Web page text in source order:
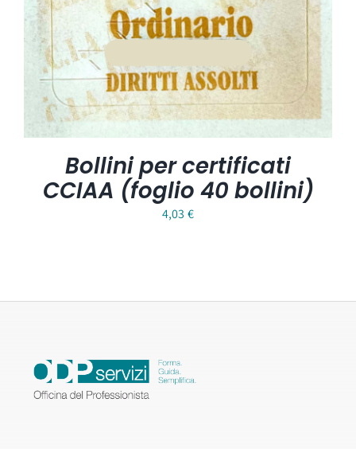
Bollini per certificati
CCIAA (foglio 40 bollini)
4,03 €